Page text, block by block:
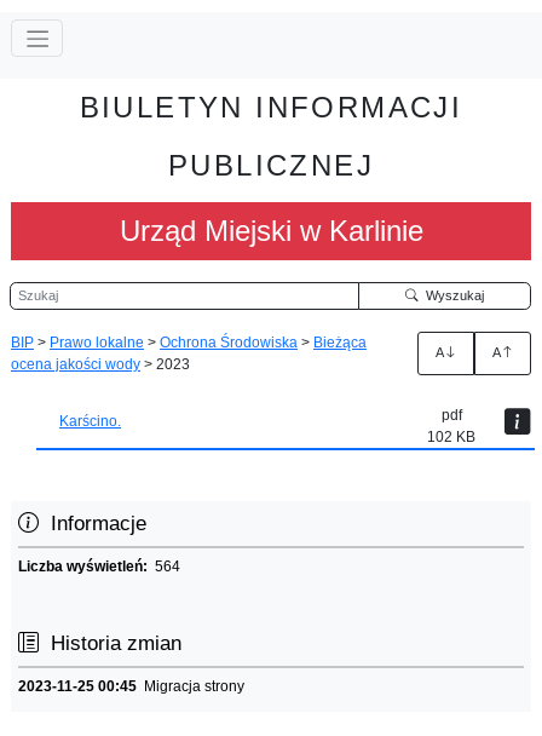
BIULETYN INFORMACJI
PUBLICZNEJ
Urząd Miejski w Karlinie
Szukaj Wyszukaj
BIP > Prawo lokalne > Ochrona Środowiska > Bieżąca
ocena jakości wody > 2023
A A
Karścino.
pdf
102 KB
Informacje
Liczba wyświetleń: 564
Historia zmian
2023-11-25 00:45 Migracja strony